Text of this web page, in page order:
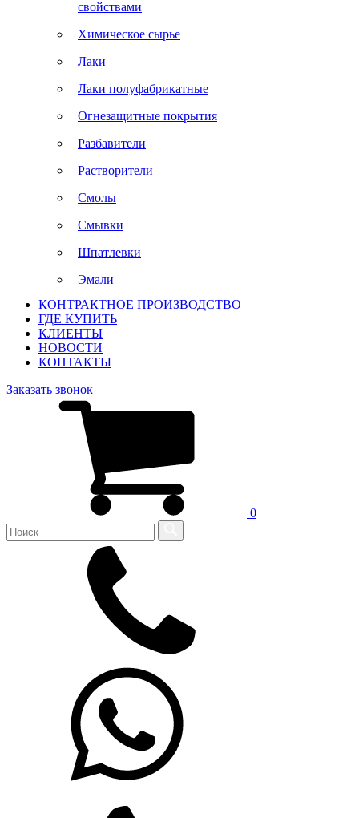
свойствами
Химическое сырье
Лаки
Лаки полуфабрикатные
Огнезащитные покрытия
Разбавители
Растворители
Смолы
Смывки
Шпатлевки
Эмали
КОНТРАКТНОЕ ПРОИЗВОДСТВО
ГДЕ КУПИТЬ
КЛИЕНТЫ
НОВОСТИ
КОНТАКТЫ
Заказать звонок
0